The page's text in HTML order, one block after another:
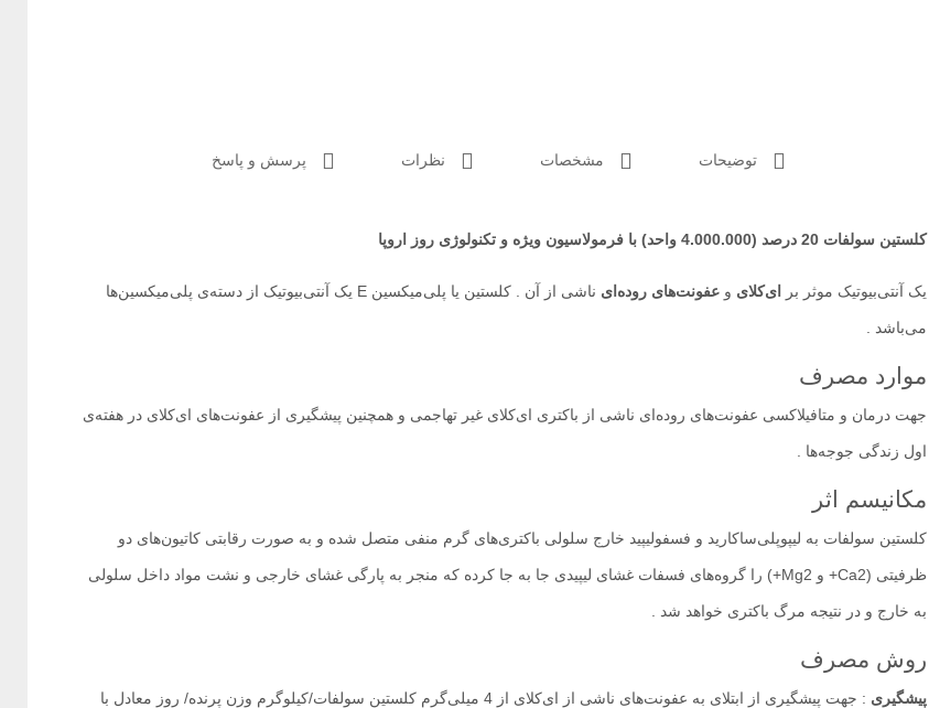
توضیحات مشخصات نظرات پرسش و پاسخ
کلستین سولفات 20 درصد (4.000.000 واحد) با فرمولاسیون ویژه و تکنولوژی روز اروپا
یک آنتی‌بیوتیک موثر بر ای‌کلای و عفونت‌های روده‌ای ناشی از آن . کلستین یا پلی‌میکسین E یک آنتی‌بیوتیک از دسته‌ی پلی‌میکسین‌ها
می‌باشد .
موارد مصرف
جهت درمان و متافیلاکسی عفونت‌های روده‌ای ناشی از باکتری ای‌کلای غیر تهاجمی و همچنین پیشگیری از عفونت‌های ای‌کلای در هفته‌ی
اول زندگی جوجه‌ها .
مکانیسم اثر
کلستین سولفات به لیپوپلی‌ساکارید و فسفولیپید خارج سلولی باکتری‌های گرم منفی متصل شده و به صورت رقابتی کاتیون‌های دو
ظرفیتی (Ca2+ و Mg2+) را گروه‌های فسفات غشای لیپیدی جا به جا کرده که منجر به پارگی غشای خارجی و نشت مواد داخل سلولی
به خارج و در نتیجه مرگ باکتری خواهد شد .
روش مصرف
پیشگیری : جهت پیشگیری از ابتلای به عفونت‌های ناشی از ای‌کلای از 4 میلی‌گرم کلستین سولفات/کیلوگرم وزن پرنده/ روز معادل با